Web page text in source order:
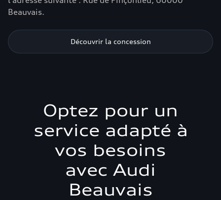
Beauvais.
Découvrir la concession
Optez pour un
service adapté à
vos besoins
avec Audi
Beauvais